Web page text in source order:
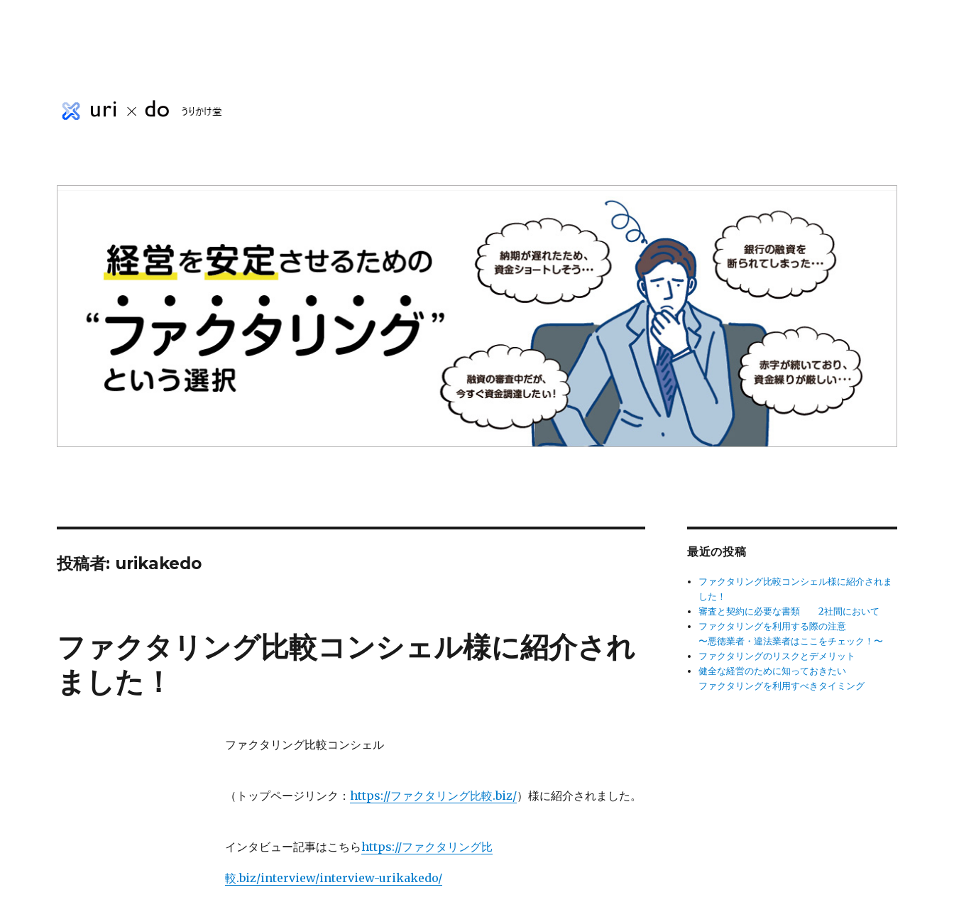
投稿者: urikakedo
ファクタリング比較コンシェル様に紹介され
ました！
ファクタリング比較コンシェル
（トップページリンク： https://ファクタリング比較.biz/）様に紹介されました。
インタビュー記事はこちらhttps://ファクタリング比
較.biz/interview/interview-urikakedo/
最近の投稿
ファクタリング比較コンシェル様に紹介されま
した！
審査と契約に必要な書類 2社間において
ファクタリングを利用する際の注意
〜悪徳業者・違法業者はここをチェック！〜
ファクタリングのリスクとデメリット
健全な経営のために知っておきたい
ファクタリングを利用すべきタイミング